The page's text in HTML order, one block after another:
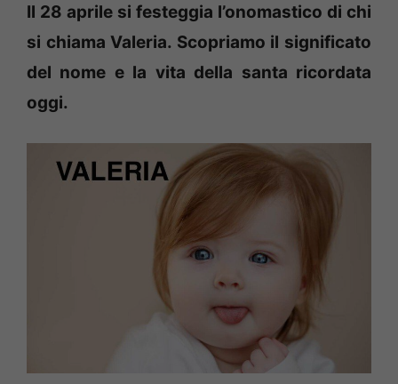
Il 28 aprile si festeggia l’onomastico di chi
si chiama Valeria. Scopriamo il significato
del nome e la vita della santa ricordata
oggi.